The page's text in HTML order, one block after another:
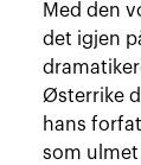
Med den
det igjen
Østerrike
hans
som